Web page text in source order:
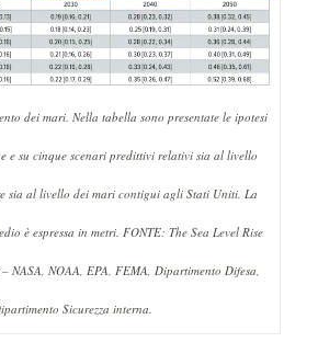
dei mari. Nella tabella sono presentate le ipotesi
e su cinque scenari predittivi relativi sia al livello
sia al livello dei mari contigui agli Stati Uniti. La
è espressa in metri. FONTE: The Sea Level Rise
NASA, NOAA, EPA, FEMA, Dipartimento Difesa,
Sicurezza interna.